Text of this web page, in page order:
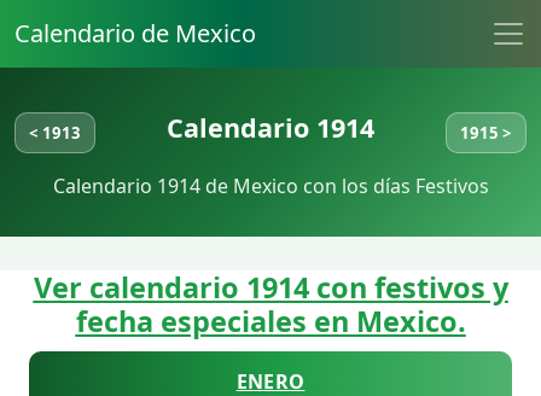
Calendario de Mexico
< 1913 Calendario 1914 1915 >
Calendario 1914 de Mexico con los días Festivos
Ver calendario 1914 con festivos y
fecha especiales en Mexico.
ENERO